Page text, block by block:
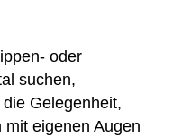
oder
suchen,
Gelegenheit,
eigenen Augen